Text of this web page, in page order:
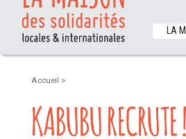
LA
Accueil >
KABUBU RECRUTE !